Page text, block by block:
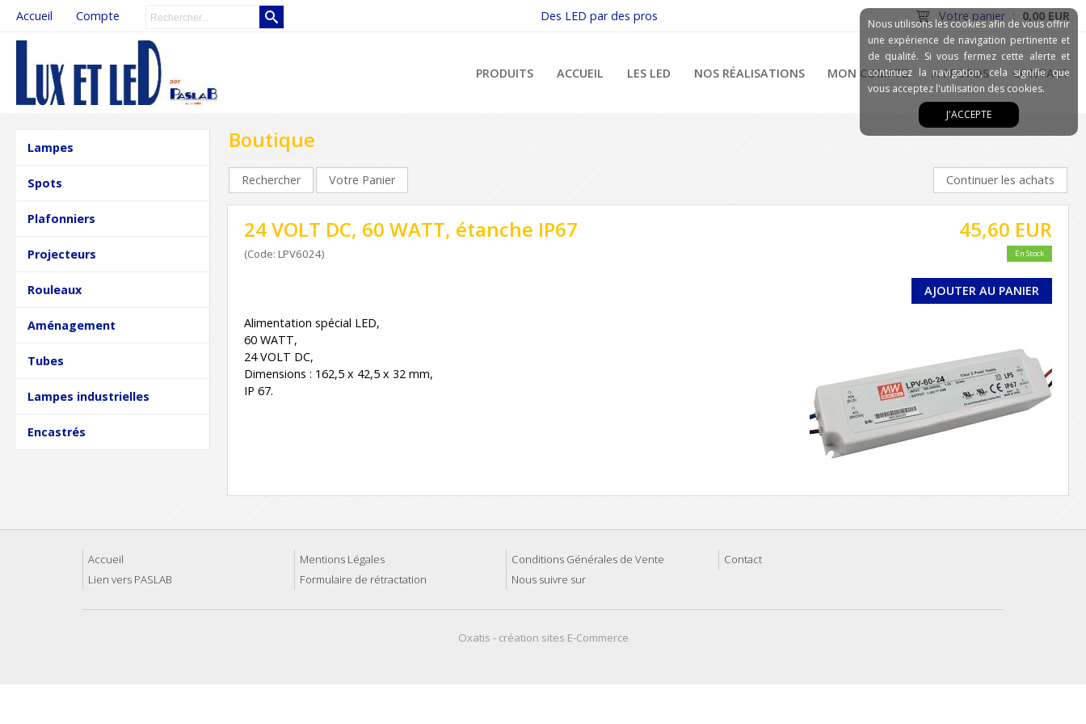
Accueil Compte Votre panier : 0,00 EUR
Des LED par des pros
PRODUITS ACCUEIL LES LED NOS RÉALISATIONS MON COMPTE A PROPOS CONTACT
Lampes
Spots
Plafonniers
Projecteurs
Rouleaux
Aménagement
Tubes
Lampes industrielles
Encastrés
Boutique
Rechercher Votre Panier Continuer les achats
24 VOLT DC, 60 WATT, étanche IP67
(Code: LPV6024)
45,60 EUR
En Stock
AJOUTER AU PANIER
Alimentation spécial LED,
60 WATT,
24 VOLT DC,
Dimensions : 162,5 x 42,5 x 32 mm,
IP 67.
Accueil Mentions Légales Conditions Générales de Vente
Contact
Lien vers PASLAB
Formulaire de rétractation Nous suivre sur
Oxatis - création sites E-Commerce
Nous utilisons les cookies afin de vous offrir
une expérience de navigation pertinente et
de qualité. Si vous fermez cette alerte et
continuez la navigation, cela signifie que
vous acceptez l'utilisation des cookies.
J'ACCEPTE